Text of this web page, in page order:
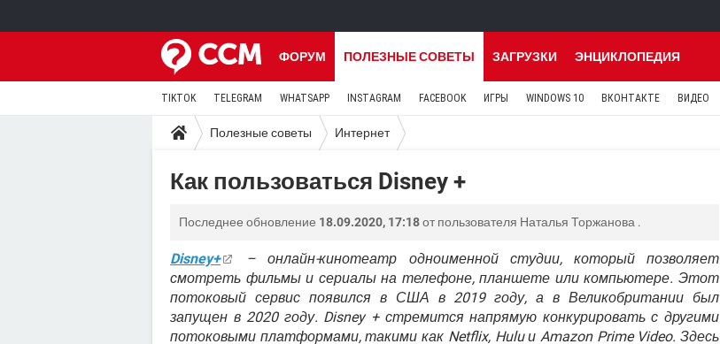
ФОРУМ ПОЛЕЗНЫЕ СОВЕТЫ ЗАГРУЗКИ ЭНЦИКЛОПЕДИЯ
TIKTOK TELEGRAM WHATSAPP INSTAGRAM FACEBOOK ИГРЫ WINDOWS 10 ВКОНТАКТЕ ВИДЕО
Полезные советы Интернет
Как пользоваться Disney +
Последнее обновление 18.09.2020, 17:18от пользователя Наталья Торжанова .
Disney+
– онлайн-кинотеатр одноименной студии, который позволяет
смотреть фильмы и сериалы на телефоне, планшете или компьютере. Этот
потоковый сервис появился в США в 2019 году, а в Великобритании был
запущен в 2020 году. Disney + стремится напрямую конкурировать с другими
потоковыми платформами, такими как Netflix, Hulu и Amazon Prime Video. Здесь